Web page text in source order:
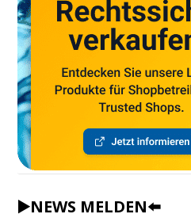
▶️NEWS MELDEN⬅️